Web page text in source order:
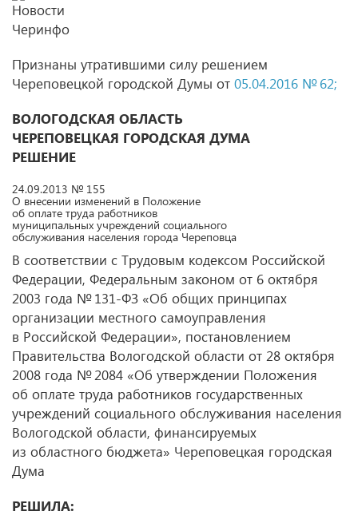
Признаны утратившими силу решением
Череповецкой городской Думы от 05.04.2016 № 62;
ВОЛОГОДСКАЯ ОБЛАСТЬ
ЧЕРЕПОВЕЦКАЯ ГОРОДСКАЯ ДУМА
РЕШЕНИЕ
24.09.2013 № 155
О внесении изменений в Положение
об оплате труда работников
муниципальных учреждений социального
обслуживания населения города Череповца
В соответствии с Трудовым кодексом Российской
Федерации, Федеральным законом от 6 октября
2003 года № 131-ФЗ «Об общих принципах
организации местного самоуправления
в Российской Федерации», постановлением
Правительства Вологодской области от 28 октября
2008 года № 2084 «Об утверждении Положения
об оплате труда работников государственных
учреждений социального обслуживания населения
Вологодской области, финансируемых
из областного бюджета» Череповецкая городская
Дума
РЕШИЛА: